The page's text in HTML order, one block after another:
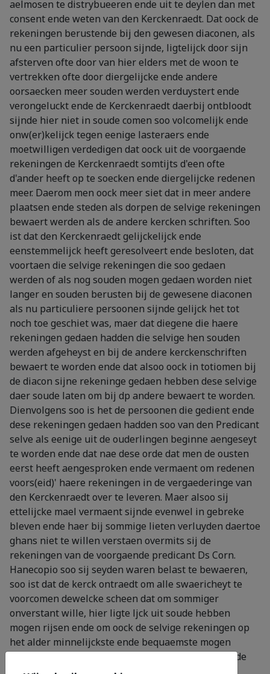
aelmosen te distrybueeren ende uit te deylen dan met
consent ende weten van den Kerckenraedt. Dat oock de
rekeningen berustende bij den gewesen diaconen, als
nu een particulier persoon sijnde, ligtelijck door sijn
afsterven ofte door van hier elders met de woon te
vertrekken ofte door diergelijcke ende andere
oorsaecken meer souden werden verduystert ende
verongeluckt ende de Kerckenraedt daerbij ontbloodt
sijnde hier niet in soude comen soo volcomelijk ende
onw(er)kelijck tegen eenige lasteraers ende
moetwilligen verdedigen dat oock uit de voorgaende
rekeningen de Kerckenraedt somtijts d'een ofte
d'ander heeft op te soecken ende diergelijcke redenen
meer. Daerom men oock meer siet dat in meer andere
plaatsen ende steden als dorpen de selvige rekeningen
bewaert werden als de andere kercken schriften. Soo
ist dat den Kerckenraedt gelijckelijck ende
eenstemmelijck heeft geresolveert ende besloten, dat
voortaen die selvige rekeningen die soo gedaen
werden of als nog souden mogen gedaen worden niet
langer en souden berusten bij de gewesene diaconen
als nu particuliere persoonen sijnde gelijck het tot
noch toe geschiet was, maer dat diegene die haere
rekeningen gedaen hadden die selvige hen souden
werden afgeheyst en bij de andere kerckenschriften
bewaert te worden ende dat alsoo oock in totiomen bij
de diacon sijne rekeninge gedaen hebben dese selvige
daer soude laten om bij dp andere bewaert te worden.
Dienvolgens soo is het de persoonen die gedient ende
dese rekeningen gedaen hadden soo van den Predicant
selve als eenige uit de ouderlingen beginne aengeseyt
te worden ende dat nae dese orde dat men de ousten
eerst heeft aengesproken ende vermaent om redenen
voors(eid)' haere rekeningen in de vergaederinge van
den Kerckenraedt over te leveren. Maer alsoo sij
ettelijcke mael vermaent sijnde evenwel in gebreke
bleven ende haer bij sommige lieten verluyden daertoe
ghans niet te willen verstaen overmits sij de
rekeningen van de voorgaende predicant Ds Corn.
Hanecopio soo sij seyden waren belast te bewaeren,
soo ist dat de kerck ontraedt om alle swaericheyt te
voorcomen dewelcke scheen dat om sommiger
onverstant wille, hier ligte ljck uit soude hebben
mogen rijsen ende om oock de selvige rekeningen op
het alder minnelijckste ende bequaemste mogen
vercrijgen, goet gevonden heeft dat het selvige in de
vergaederinge der Predicanten van desen Ringh